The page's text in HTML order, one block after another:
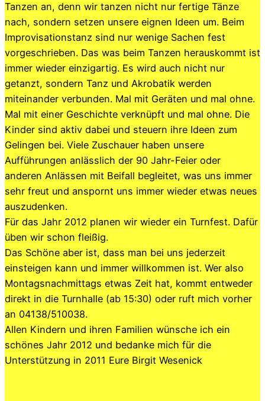
Tanzen an, denn wir tanzen nicht nur fertige Tänze
nach, sondern setzen unsere eignen Ideen um. Beim
Improvisationstanz sind nur wenige Sachen fest
vorgeschrieben. Das was beim Tanzen herauskommt ist
immer wieder einzigartig. Es wird auch nicht nur
getanzt, sondern Tanz und Akrobatik werden
miteinander verbunden. Mal mit Geräten und mal ohne.
Mal mit einer Geschichte verknüpft und mal ohne. Die
Kinder sind aktiv dabei und steuern ihre Ideen zum
Gelingen bei. Viele Zuschauer haben unsere
Aufführungen anlässlich der 90 Jahr-Feier oder
anderen Anlässen mit Beifall begleitet, was uns immer
sehr freut und anspornt uns immer wieder etwas neues
auszudenken.
Für das Jahr 2012 planen wir wieder ein Turnfest. Dafür
üben wir schon fleißig.
Das Schöne aber ist, dass man bei uns jederzeit
einsteigen kann und immer willkommen ist. Wer also
Montagsnachmittags etwas Zeit hat, kommt entweder
direkt in die Turnhalle (ab 15:30) oder ruft mich vorher
an 04138/510038.
Allen Kindern und ihren Familien wünsche ich ein
schönes Jahr 2012 und bedanke mich für die
Unterstützung in 2011 Eure Birgit Wesenick